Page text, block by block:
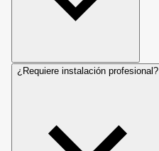
¿Requiere instalación profesional?